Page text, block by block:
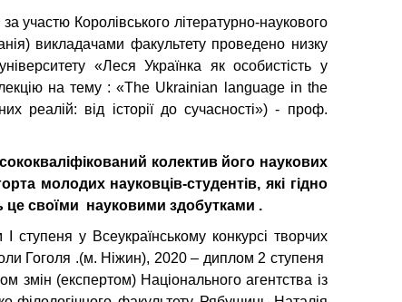
участю Королівського літературно-наукового
викладачами факультету проведено низку
«Леся Українка як особистість у
лекцію на тему : «The Ukrainian language in the
реалій: від історії до сучасності») - проф.
колектив його наукових
молодих науковців-студентів, які гідно
це своїми науковими здобутками .
у Всеукраїнському конкурсі творчих
Гоголя .(м. Ніжин), 2020 – диплом 2 ступеня
змін (експертом) Національного агентства із